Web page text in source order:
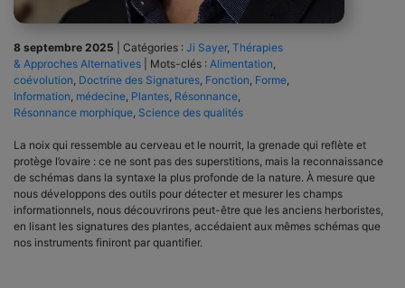
8 septembre 2025 Catégories : Ji Sayer, Thérapies
& Approches Alternatives
Mots-clés : Alimentation,
coévolution, Doctrine des Signatures, Fonction, Forme,
Information, médecine, Plantes, Résonnance,
Résonnance morphique, Science des qualités
La noix qui ressemble au cerveau et le nourrit, la grenade qui reflète et
protège l’ovaire : ce ne sont pas des superstitions, mais la reconnaissance
de schémas dans la syntaxe la plus profonde de la nature. À mesure que
nous développons des outils pour détecter et mesurer les champs
informationnels, nous découvrirons peut-être que les anciens herboristes,
en lisant les signatures des plantes, accédaient aux mêmes schémas que
nos instruments finiront par quantifier.